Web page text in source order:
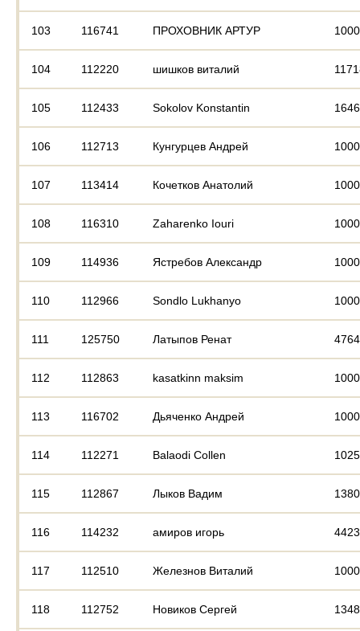
103 116741 ПРОХОВНИК АРТУР
104 112220 шишков виталий
105 112433 Sokolov Konstantin
106 112713 Кунгурцев Андрей
107 113414 Кочетков Анатолий
108 116310 Zaharenko Iouri
109 114936 Ястребов Александр
110 112966 Sondlo Lukhanyo
111 125750 Латыпов Ренат
112 112863 kasatkinn maksim
113 116702 Дьяченко Андрей
114 112271 Balaodi Collen
115 112867 Лыков Вадим
116 114232 амиров игорь
117 112510 Железнов Виталий
118 112752 Новиков Сергей